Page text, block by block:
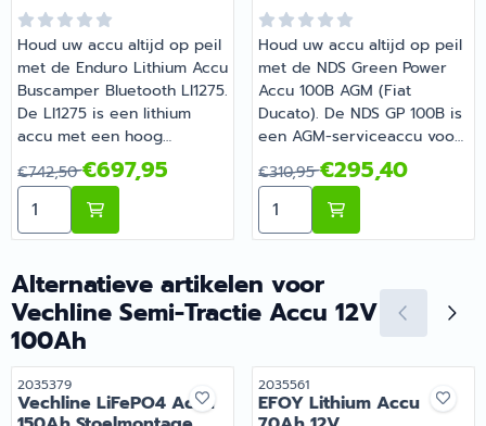
Houd uw accu altijd op peil
met de Enduro Lithium Accu
Buscamper Bluetooth LI1275.
De LI1275 is een lithium
accu met een hoog
vermogen zodoende goed
te gebruiken als boordaccu
in de camper. De LI1275 is
krachtig en zeer licht in
lange levensduur kan de
accu tot 1500 cycli laden en
ontladen. Ideaal voor
camper, caravan en boot. |
Artikelnummer 2035236
Van 742,50 voor 697,95
€742,50€697,95
Aantal kiezen voor Enduro Lithium Accu Buscamper
Houd uw accu altijd op peil
met de NDS Green Power
Accu 100B AGM (Fiat
Ducato). De NDS GP 100B is
een AGM-serviceaccu voor
recreatievoertuigen als
caravans, campers of boten.
Hij werkt op basis van
langzame ontlading en
gemaakt van een lood-
calciumlegering met een
hoge dichtheid. Ideaal voor
camper, caravan en boot. |
Artikelnummer 2035326
Van 310,95 voor 295,40
€310,95€295,40
Aantal kiezen voor NDS
Alternatieve artikelen voor
Vechline Semi-Tractie Accu 12V
100Ah
Artikelnummer
2035379
Vechline LiFePO4 Accu
Artikelnummer
2035561
EFOY Lithium Accu